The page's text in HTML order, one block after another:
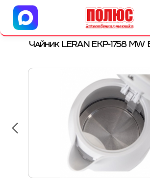
Центр бытовой техники
г. Ульяновск, ул. Пушкарева,
Чайник LERAN EKP-1758 MW